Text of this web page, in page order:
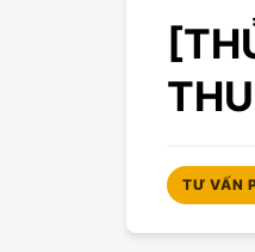
TƯ VẤN